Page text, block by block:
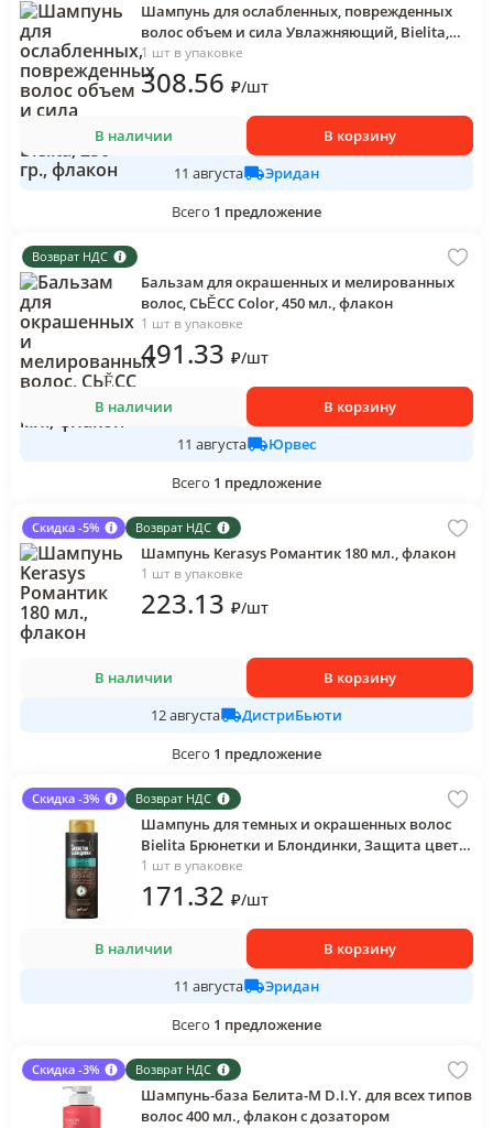
Шампунь для ослабленных, поврежденных
волос объем и сила Увлажняющий, Bielita,
250 гр., флакон
1 шт в упаковке
308.56 ₽/шт
В наличии
В корзину
11 августа
Эридан
Всего 1 предложение
Возврат НДС
Бальзам для окрашенных и мелированных
волос, СЬĔСС Color, 450 мл., флакон
1 шт в упаковке
491.33 ₽/шт
В наличии
В корзину
11 августа
Юрвес
Всего 1 предложение
Скидка -5% Возврат НДС
Шампунь Kerasys Романтик 180 мл., флакон
1 шт в упаковке
223.13 ₽/шт
В наличии
В корзину
12 августа
ДистриБьюти
Всего 1 предложение
Скидка -3% Возврат НДС
Шампунь для темных и окрашенных волос
Bielita Брюнетки и Блондинки, Защита цвета
и кристальное сияние, 400 мл., флакон
1 шт в упаковке
171.32 ₽/шт
В наличии
В корзину
11 августа
Эридан
Всего 1 предложение
Скидка -3% Возврат НДС
Шампунь-база Белита-М D.I.Y. для всех типов
волос 400 мл., флакон с дозатором